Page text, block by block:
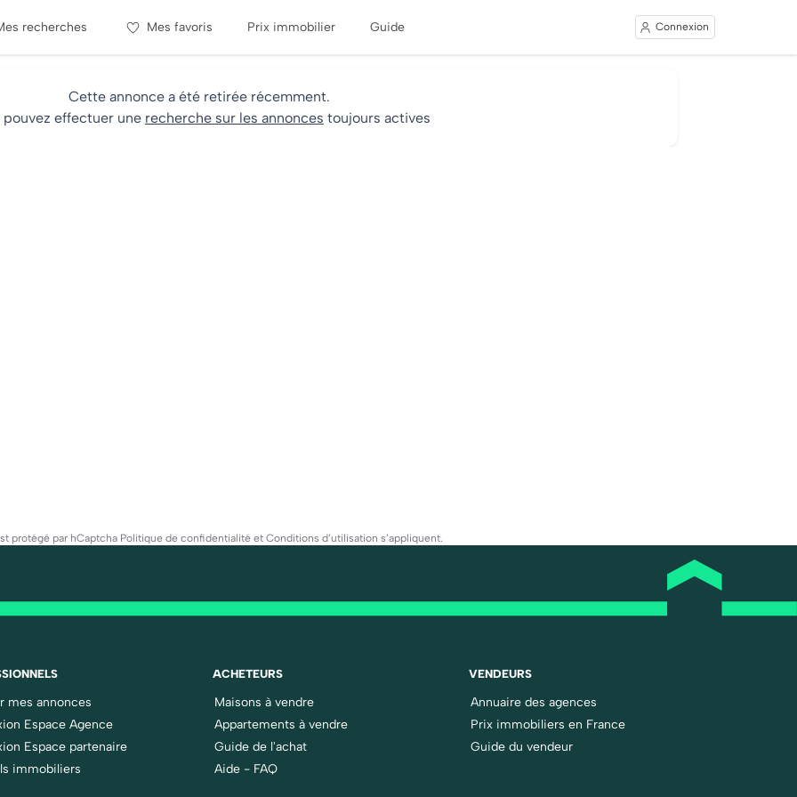
recherches Mes favoris Prix immobilier Guide Connexion
Cette annonce a été retirée récemment.
pouvez effectuer une recherche sur les annonces toujours actives
protégé par hCaptcha Politique de confidentialitéet Conditions d’utilisation s’appliquent.
mes annonces
Espace Agence
Espace partenaire
immobiliers
ACHETEURS
Maisons à vendre
Appartements à vendre
Guide de l'achat
Aide - FAQ
VENDEURS
Annuaire des agences
Prix immobiliers en France
Guide du vendeur